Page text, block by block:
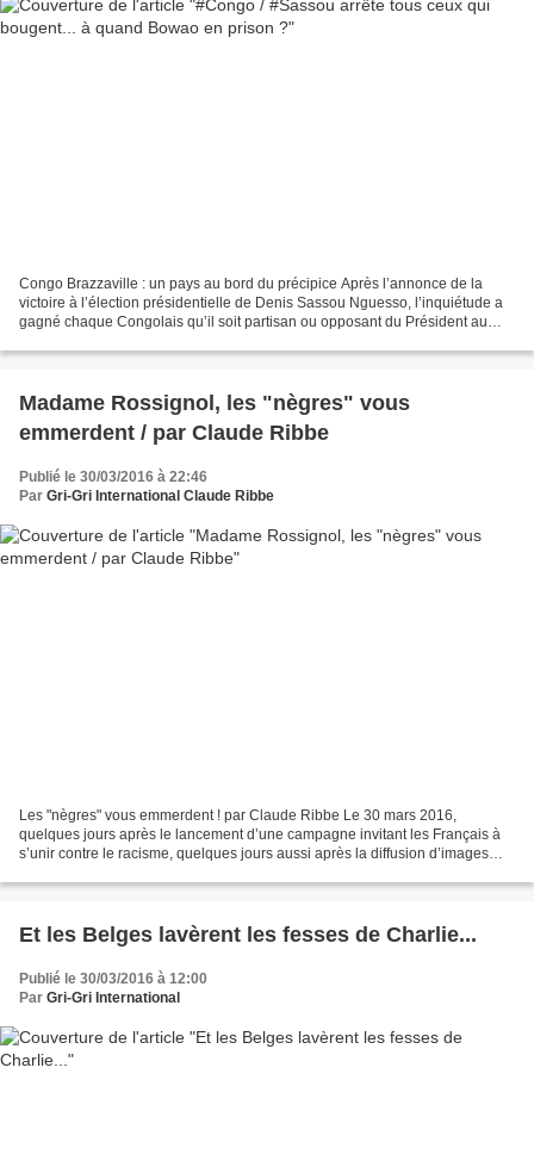
Congo Brazzaville : un pays au bord du précipice Après l’annonce de la
victoire à l’élection présidentielle de Denis Sassou Nguesso, l’inquiétude a
gagné chaque Congolais qu’il soit partisan ou opposant du Président au
Madame Rossignol, les "nègres" vous
emmerdent / par Claude Ribbe
Publié le 30/03/2016 à 22:46
Par Gri-Gri International Claude Ribbe
Les "nègres" vous emmerdent ! par Claude Ribbe Le 30 mars 2016,
quelques jours après le lancement d’une campagne invitant les Français à
s’unir contre le racisme, quelques jours aussi après la diffusion d’images
Et les Belges lavèrent les fesses de Charlie...
Publié le 30/03/2016 à 12:00
Par Gri-Gri International